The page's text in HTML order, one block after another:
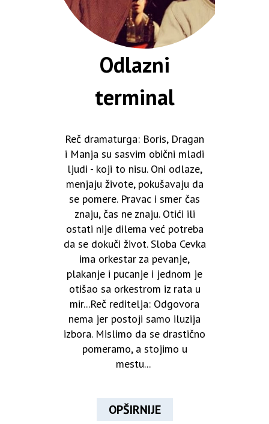
Odlazni
terminal
Reč dramaturga: Boris, Dragan
i Manja su sasvim obični mladi
ljudi - koji to nisu. Oni odlaze,
menjaju živote, pokušavaju da
se pomere. Pravac i smer čas
znaju, čas ne znaju. Otići ili
ostati nije dilema već potreba
da se dokuči život. Sloba Cevka
ima orkestar za pevanje,
plakanje i pucanje i jednom je
otišao sa orkestrom iz rata u
mir...Reč reditelja: Odgovora
nema jer postoji samo iluzija
izbora. Mislimo da se drastično
pomeramo, a stojimo u
mestu...
OPŠIRNIJE